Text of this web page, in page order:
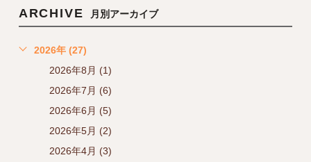
ARCHIVE 月別アーカイブ
2026年 (27)
2026年8月 (1)
2026年7月 (6)
2026年6月 (5)
2026年5月 (2)
2026年4月 (3)